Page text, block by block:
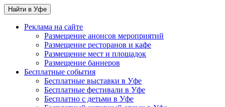
Найти в Уфе
Реклама на сайте
Размещение анонсов мероприятий
Размещение ресторанов и кафе
Размещение мест и площадок
Размещение баннеров
Бесплатные события
Бесплатные выставки в Уфе
Бесплатные фестивали в Уфе
Бесплатно с детьми в Уфе